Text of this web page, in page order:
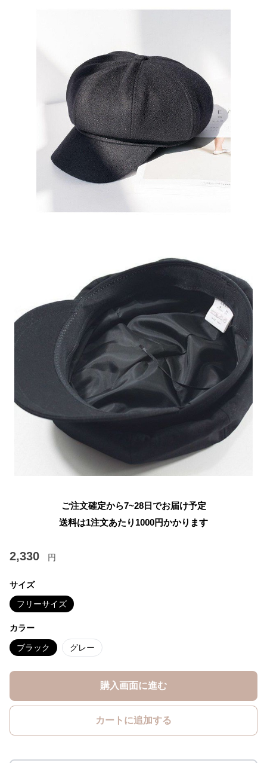
ご注文確定から7~28日でお届け予定
送料は1注文あたり 1000円かかります
2,330 円
サイズ
フリーサイズ
カラー
ブラック グレー
購入画面に進む
カートに追加する